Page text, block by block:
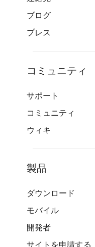
ブログ
プレス
コミュニティ
サポート
コミュニティ
ウィキ
製品
ダウンロード
モバイル
開発者
サイトを申請する